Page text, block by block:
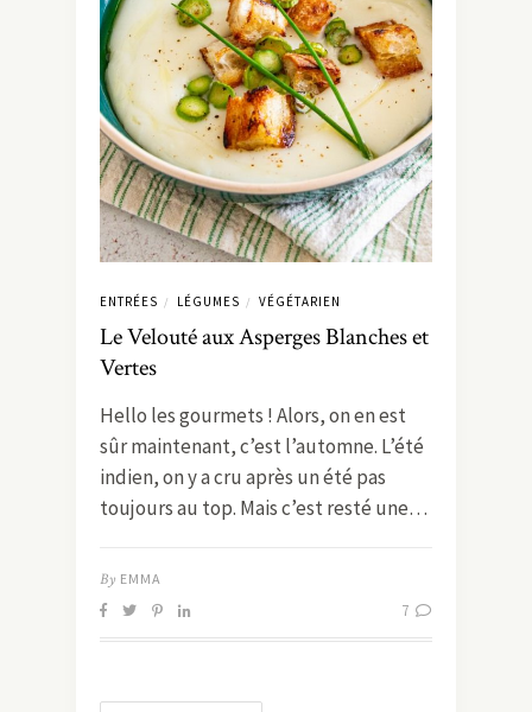
ENTRÉES / LÉGUMES / VÉGÉTARIEN
Le Velouté aux Asperges Blanches et
Vertes
Hello les gourmets ! Alors, on en est
sûr maintenant, c’est l’automne. L’été
indien, on y a cru après un été pas
toujours au top. Mais c’est resté une…
By EMMA
7